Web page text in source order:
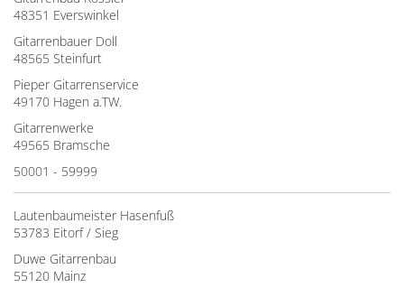
48351 Everswinkel
Gitarrenbauer Doll
48565 Steinfurt
Pieper Gitarrenservice
49170 Hagen a.TW.
Gitarrenwerke
49565 Bramsche
50001 - 59999
Lautenbaumeister Hasenfuß
53783 Eitorf / Sieg
Duwe Gitarrenbau
55120 Mainz